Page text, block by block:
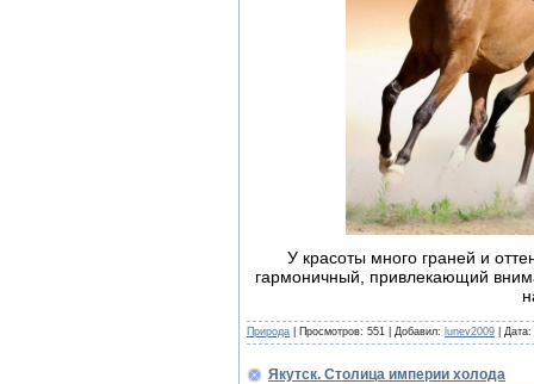
У красоты много граней и
гармоничный, привлекающий
Природа | Просмотров: 551 | Добавил: lunev2009 | Дата:
Якутск. Столица империи холода